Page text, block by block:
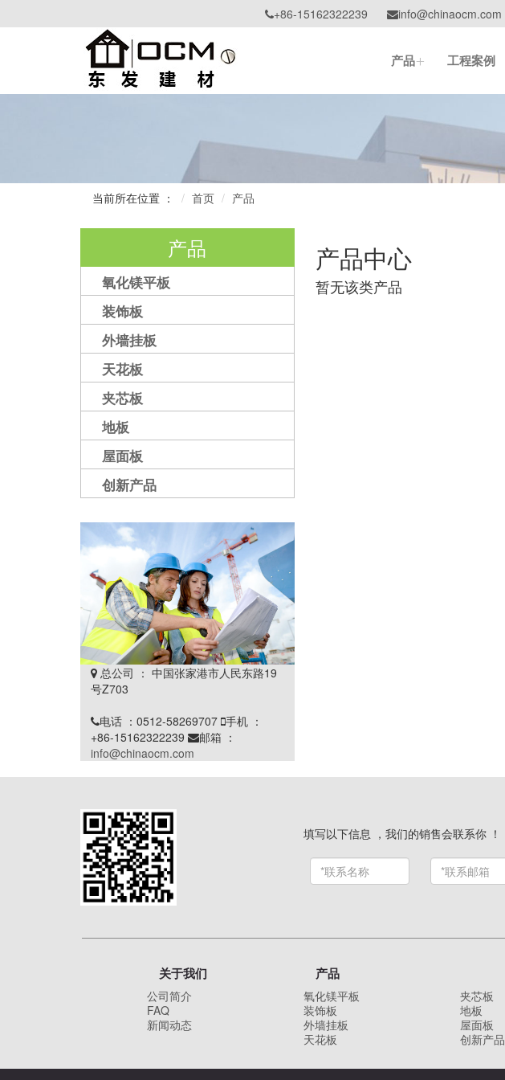
+86-15162322239 info@chinaocm.com
产品+ 工程案例
当前所在位置 ： 首页 产品
产品
氧化镁平板
装饰板
外墙挂板
天花板
夹芯板
地板
屋面板
创新产品
 总公司 ： 中国张家港市人民东路19
号Z703
电话 ：0512-58269707 手机 ：
+86-15162322239 邮箱 ：
info@chinaocm.com
产品中心
暂无该类产品
填写以下信息 ，我们的销售会联系你 ！
关于我们
公司简介
FAQ
新闻动态
产品
氧化镁平板
装饰板
外墙挂板
天花板
夹芯板
地板
屋面板
创新产品